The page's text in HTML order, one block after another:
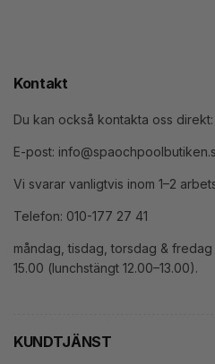
Kontakt
Du kan också kontakta oss direkt:
E-post:
Vi svarar vanligtvis inom 1–2
Telefon: 010-177 27 41
måndag, tisdag, torsdag & fredag
15.00 (lunchstängt 12.00–13.00).
KUNDTJÄNST